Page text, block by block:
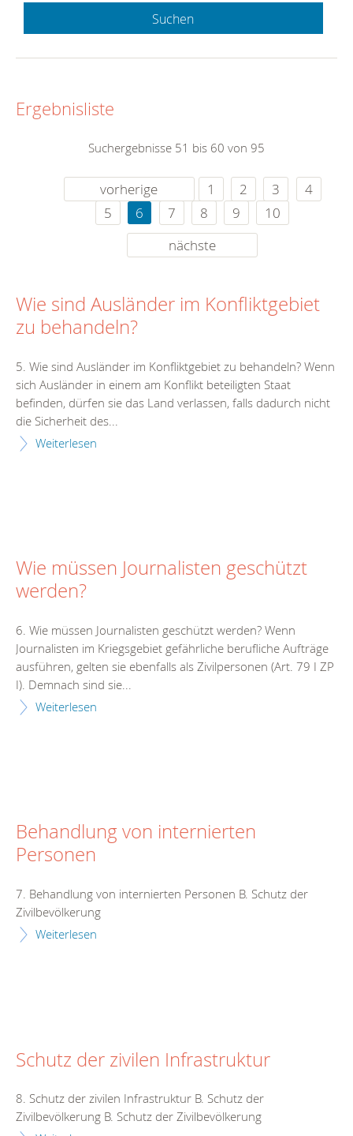
Suchen
Ergebnisliste
Suchergebnisse 51 bis 60 von 95
vorherige 1 2 3
4
5
6 7 8 9
10
nächste
Wie sind Ausländer im Konfliktgebiet
zu behandeln?
5. Wie sind Ausländer im Konfliktgebiet zu behandeln? Wenn
sich Ausländer in einem am Konflikt beteiligten Staat
befinden, dürfen sie das Land verlassen, falls dadurch nicht
die Sicherheit des...
Weiterlesen
Wie müssen Journalisten geschützt
werden?
6. Wie müssen Journalisten geschützt werden? Wenn
Journalisten im Kriegsgebiet gefährliche berufliche Aufträge
ausführen, gelten sie ebenfalls als Zivilpersonen (Art. 79 I ZP
I). Demnach sind sie...
Weiterlesen
Behandlung von internierten
Personen
7. Behandlung von internierten Personen B. Schutz der
Zivilbevölkerung
Weiterlesen
Schutz der zivilen Infrastruktur
8. Schutz der zivilen Infrastruktur B. Schutz der
Zivilbevölkerung B. Schutz der Zivilbevölkerung